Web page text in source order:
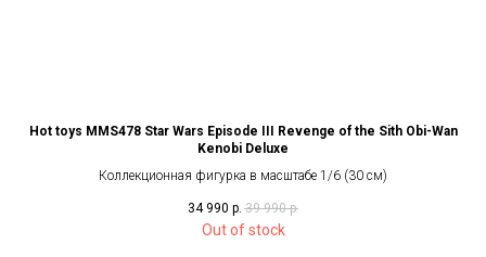
Hot toys MMS478 Star Wars Episode III Revenge of the Sith Obi-Wan
Kenobi Deluxe
Коллекционная фигурка в масштабе 1/6 (30 см)
34 990 р. 39 990 р.
Out of stock